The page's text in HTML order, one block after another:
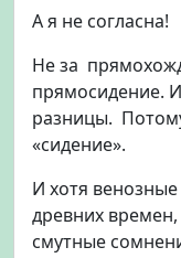
А я не согласна!
Не за
прямосидение.
разницы.
«сидение».
И хотя
древних
смутные